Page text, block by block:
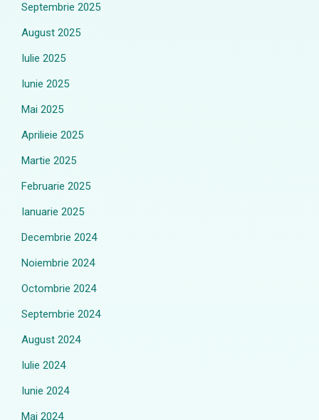
Septembrie 2025
August 2025
Iulie 2025
Iunie 2025
Mai 2025
Aprilieie 2025
Martie 2025
Februarie 2025
Ianuarie 2025
Decembrie 2024
Noiembrie 2024
Octombrie 2024
Septembrie 2024
August 2024
Iulie 2024
Iunie 2024
Mai 2024